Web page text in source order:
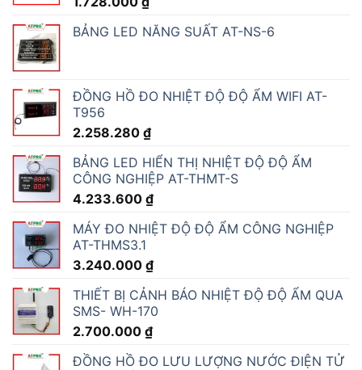
HỆ THỐNG XẾP HÀNG TỰ ĐỘNG ĐIỆN TỬ -
AT-QMS05
TỰ TỰ ĐỘNG
19.980.000₫
KIOSK LẤY SỐ THỨ TỰ, KIOSK XẾP HÀNG
TỰ ĐỘNG TRA CỨU THÔNG TIN DỊCH VỤ
CÔNG
34.560.000₫
MÁY BẤM SỐ THỨ TỰ, MÁY LẤY SỐ TỰ
ĐỘNG AT-POSPT
CẢM BIẾN ĐO TỐC ĐỘ GIÓ VÀ HƯỚNG GIÓ
RK120-01C
8.856.000₫
CẢM BIẾN TỐC ĐỘ GIÓ RS485 Modbus RTU
- RK100-02